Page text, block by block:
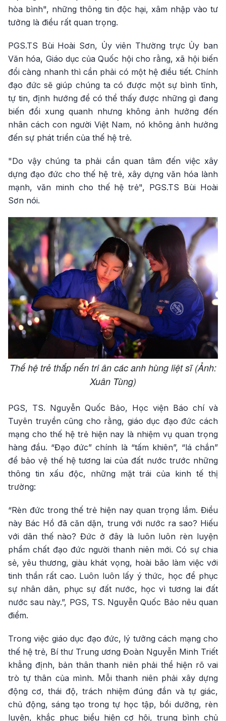
hòa bình", những thông tin độc hại, xâm nhập vào tư
tưởng là điều rất quan trọng.
PGS.TS Bùi Hoài Sơn, Ủy viên Thường trực Ủy ban
Văn hóa, Giáo dục của Quốc hội cho rằng, xã hội biến
đổi càng nhanh thì cần phải có một hệ điều tiết. Chính
đạo đức sẽ giúp chúng ta có được một sự bình tĩnh,
tự tin, định hướng để có thể thấy được những gì đang
biến đổi xung quanh nhưng không ảnh hưởng đến
nhân cách con người Việt Nam, nó không ảnh hưởng
đến sự phát triển của thế hệ trẻ.
"Do vậy chúng ta phải cần quan tâm đến việc xây
dựng đạo đức cho thế hệ trẻ, xây dựng văn hóa lành
mạnh, văn minh cho thế hệ trẻ", PGS.TS Bùi Hoài
Sơn nói.
Thế hệ trẻ thắp nến tri ân các anh hùng liệt sĩ (Ảnh:
Xuân Tùng)
PGS, TS. Nguyễn Quốc Bảo, Học viện Báo chí và
Tuyên truyền cũng cho rằng, giáo dục đạo đức cách
mạng cho thế hệ trẻ hiện nay là nhiệm vụ quan trọng
hàng đầu. “Đạo đức” chính là “tấm khiên”, “lá chắn”
để bảo vệ thế hệ tương lai của đất nước trước những
thông tin xấu độc, những mặt trái của kinh tế thị
trường:
“Rèn đức trong thế trẻ hiện nay quan trọng lắm. Điều
này Bác Hồ đã căn dặn, trung với nước ra sao? Hiếu
với dân thế nào? Đức ở đây là luôn luôn rèn luyện
phẩm chất đạo đức người thanh niên mới. Có sự chia
sẻ, yêu thương, giàu khát vọng, hoài bão làm việc với
tinh thần rất cao. Luôn luôn lấy ý thức, học để phục
sự nhân dân, phục sự đất nước, học vì tương lai đất
nước sau này.”, PGS, TS. Nguyễn Quốc Bảo nêu quan
điểm.
Trong việc giáo dục đạo đức, lý tưởng cách mạng cho
thế hệ trẻ, Bí thư Trung ương Đoàn Nguyễn Minh Triết
khẳng định, bản thân thanh niên phải thể hiện rõ vai
trò tự thân của mình. Mỗi thanh niên phải xây dựng
động cơ, thái độ, trách nhiệm đúng đắn và tự giác,
chủ động, sáng tạo trong tự học tập, bồi dưỡng, rèn
luyện, khắc phục biểu hiện cơ hội, trung bình chủ